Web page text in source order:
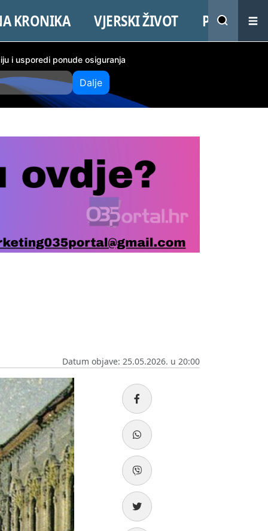
KRONIKA VJERSKI ŽIVOT PROMO
i usporedi ponude osiguranja
Dalje
Datum objave: 25.05.2026. u 20:00